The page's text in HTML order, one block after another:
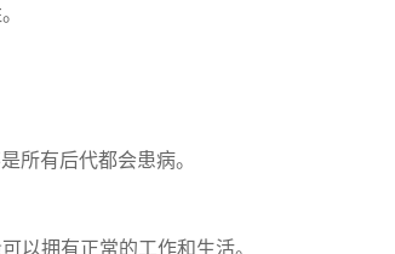
所有后代都会患病。
以拥有正常的工作和生活。